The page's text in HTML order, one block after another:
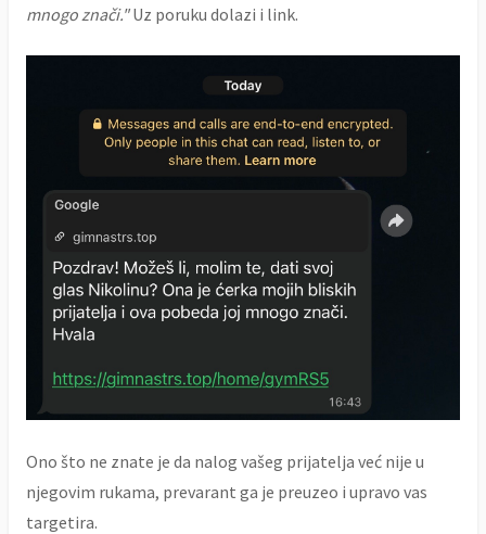
mnogo znači."Uz poruku dolazi i link.
Ono što ne znate je da nalog vašeg prijatelja već nije u
njegovim rukama, prevarant ga je preuzeo i upravo vas
targetira.